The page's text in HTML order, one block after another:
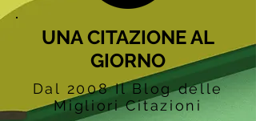
UNA CITAZIONE AL
GIORNO
Dal 2008 Il Blog delle
Migliori Citazioni